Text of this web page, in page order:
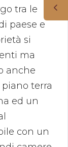
tra le
paese e
si
ma
anche
terra
ed un
con un